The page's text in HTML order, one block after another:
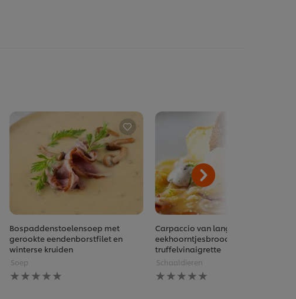
Bospaddenstoelensoep met
gerookte eendenborstfilet en
winterse kruiden
Soep
Geen
beoordelingen
Carpaccio van langoustines,
eekhoorntjesbrood en
truffelvinaigrette
Schaaldieren
Geen
beoordelingen